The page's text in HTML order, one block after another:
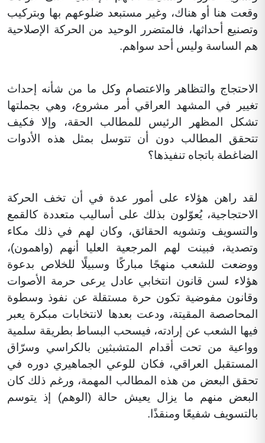
وقعت هنا أو هناك، وغير مستبعد ضلوعهم بها وبتركيب
وتصنيع أحداثها، فالمتضرر الوحيد من الحركة الإصلاحية
هم الساسة وليس أحد سواهم.
الاحتجاج والتظاهر والاعتصام وكل ما من شأنه إحداث
تغيير في المشهد العراقي أمر مشروع، وهي بجملتها
تشكل المظهر الرئيس للمطالب الحقة، وإلا فكيف
تتحقق المطالب دون أن تتوسل بمثل هذه الأدوات
الضاغطة باتجاه تنفيذها؟
لقد راهن هؤلاء على أمور عدة في أن تخف الحركة
الاحتجاجية، يُعوّلون بذلك على أساليب متعددة كالقمع
والتسويف وتشويه الحقائق، وكان لهم في ذلك مكاء
وتصدية، فبينت لهم المرجعية العليا أنهم (واهمون)،
ووضعت للشعب منهجًا مباركًا وسبيلًا للخلاص بدعوة
هؤلاء لسن قانون انتخابي عادل يرعى حرمة الأصوات
وقانون مفوضية تكون حرة مستقلة عن نفوذ وسطوة
المحاصصة المقيتة، ودعت بعدها لانتخابات مبكرة يعبر
فيها الشعب عن إرادته، فيسحب البساط بطريقة سلمية
وواعية من تحت أقدام المتشبثين بالكراسي وسرّاق
المستقبل العراقي، فكان للوعي الجماهيري دوره في
تحقق البعض من هذه المطالب المهمة، ورغم ذلك كان
البعض منهم ما يزال يعيش حالة (الوهم) إذ يتوسم
بالتسويف شفيعًا ومنقذًا.